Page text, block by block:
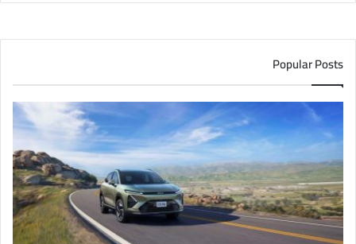
ر
د
ا
ل
إ
ل
ك
ت
ر
و
ن
ي
Popular Posts